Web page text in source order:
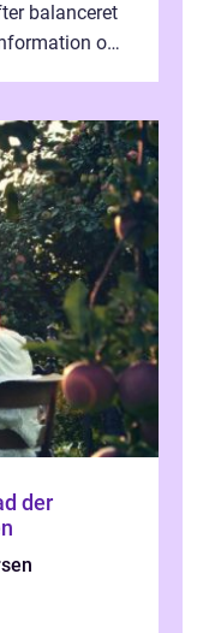
balanceret
om
der